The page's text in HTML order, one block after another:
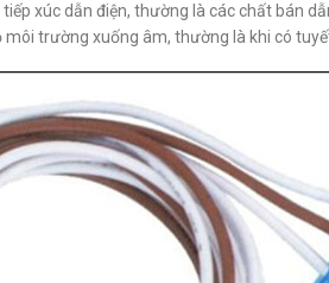
tiếp xúc dẫn điện, thường là các chất bán
môi trường xuống âm, thường là khi có